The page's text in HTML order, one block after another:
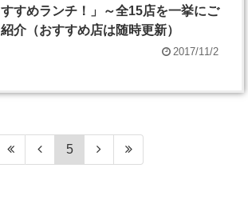
すすめランチ！」～全15店を一挙にご
紹介（おすすめ店は随時更新）
2017/11/2
5